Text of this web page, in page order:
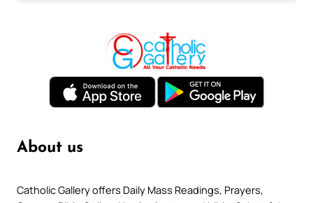
About us
Catholic Gallery offers Daily Mass Readings, Prayers,